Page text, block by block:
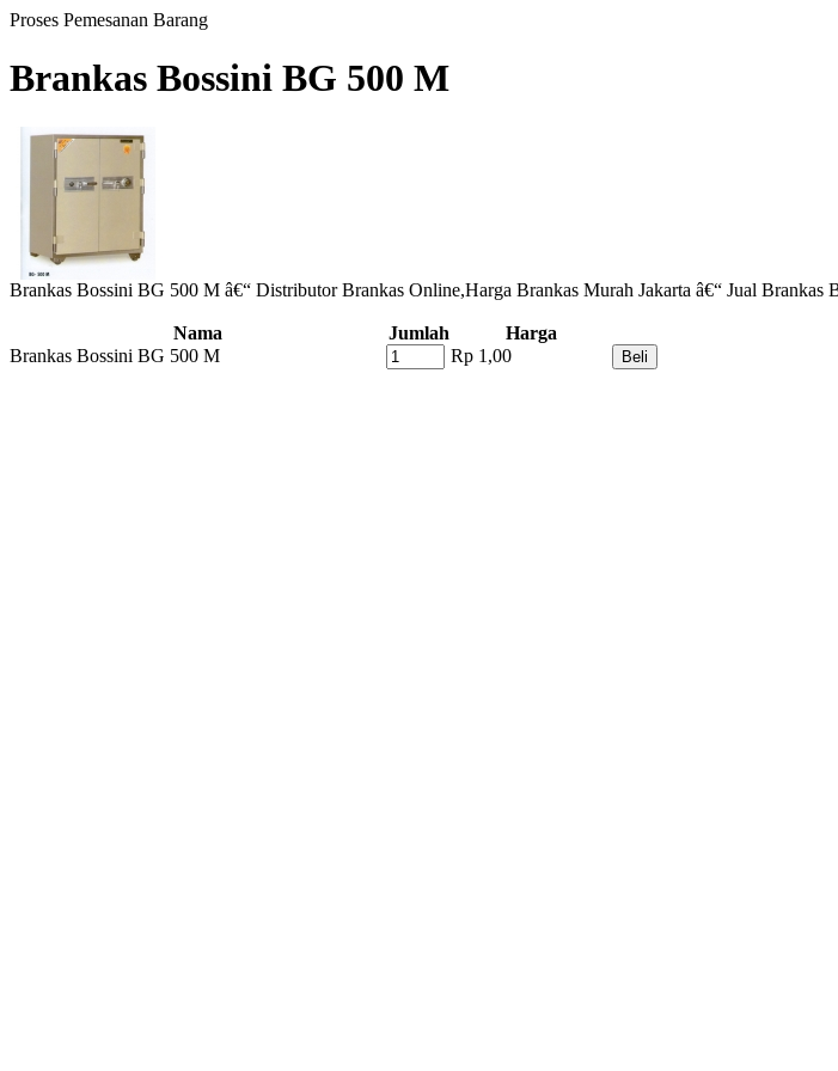
Proses Pemesanan Barang
Brankas Bossini BG 500 M
Brankas Bossini BG 500 M â€“ Distributor Brankas Online,Harga Brankas Murah Jakarta â€“ Jual
Nama Jumlah
Harga
Brankas Bossini BG 500 M
Rp 1,00